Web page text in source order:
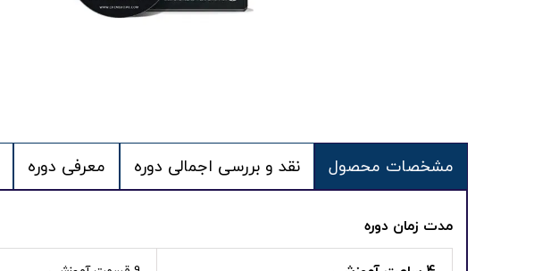
مشخصات محصول نقد و بررسی اجمالی دوره معرفی دوره
مدت زمان دوره